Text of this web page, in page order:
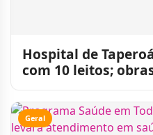
Hospital de
com 10 leitos;
Geral